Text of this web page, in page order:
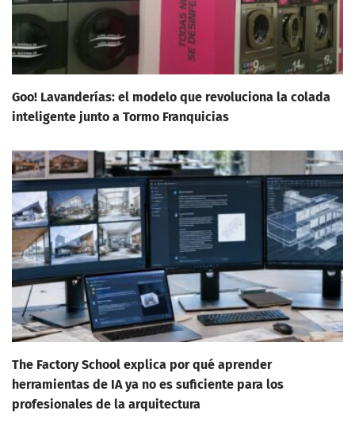
Goo! Lavanderías: el modelo que revoluciona la colada
inteligente junto a Tormo Franquicias
The Factory School explica por qué aprender
herramientas de IA ya no es suficiente para los
profesionales de la arquitectura